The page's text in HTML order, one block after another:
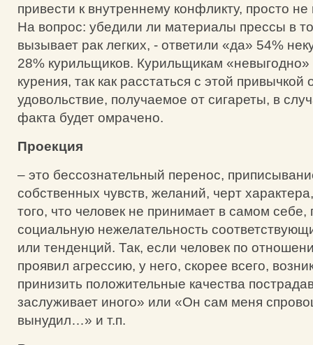
привести к внутреннему конфликту, просто
На вопрос: убедили ли материалы прессы в
вызывает рак легких, - ответили «да» 54%
28% курильщиков. Курильщикам «невыгодно»
курения, так как расстаться с этой привычкой
удовольствие, получаемое от сигареты, в
факта будет омрачено.
Проекция
– это бессознательный перенос,
собственных чувств, желаний, черт
того, что человек не принимает в самом себе,
социальную нежелательность
или тенденций. Так, если человек по
проявил агрессию, у него, скорее всего,
принизить положительные качества
заслуживает иного» или «Он сам меня
вынудил…» и т.п.